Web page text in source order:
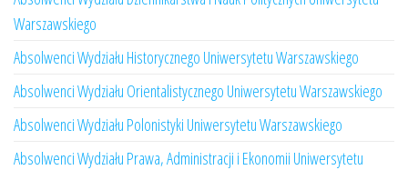
Warszawskiego
Absolwenci Wydziału Historycznego Uniwersytetu Warszawskiego
Absolwenci Wydziału Orientalistycznego Uniwersytetu Warszawskiego
Absolwenci Wydziału Polonistyki Uniwersytetu Warszawskiego
Absolwenci Wydziału Prawa, Administracji i Ekonomii Uniwersytetu